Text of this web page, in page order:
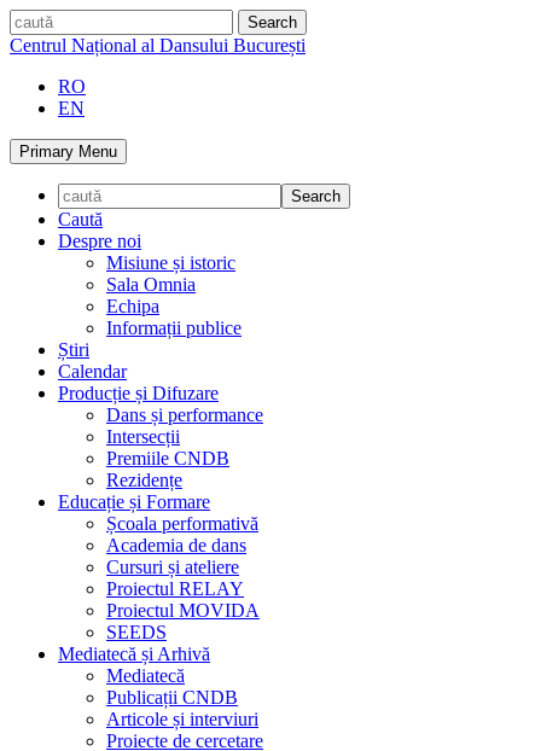
Skip
to
caută
Centrul Național al Dansului București
RO
EN
Primary Menu
Caută
Despre noi
Misiune și istoric
Sala Omnia
Echipa
Informații publice
Știri
Calendar
Producție și Difuzare
Dans și performance
Intersecții
Premiile CNDB
Rezidențe
Educație și Formare
Școala performativă
Academia de dans
Cursuri și ateliere
Proiectul RELAY
Proiectul MOVIDA
SEEDS
Mediatecă și Arhivă
Mediatecă
Publicații CNDB
Articole și interviuri
Proiecte de cercetare